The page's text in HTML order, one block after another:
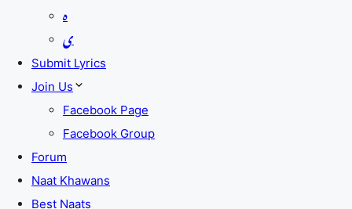
ہ
ی
Submit Lyrics
Join Us
Facebook Page
Facebook Group
Forum
Naat Khawans
Best Naats